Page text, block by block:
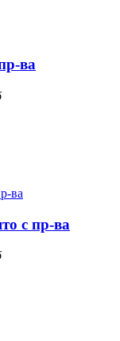
ва
с пр-ва